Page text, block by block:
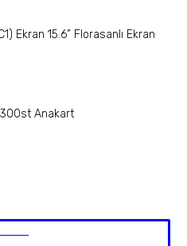
Ekran 15.6” Florasanlı Ekran
Anakart